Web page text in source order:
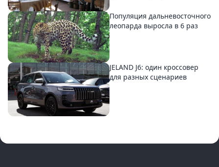
Популяция дальневосточного
леопарда выросла в 6 раз
JELAND J6: один кроссовер
для разных сценариев